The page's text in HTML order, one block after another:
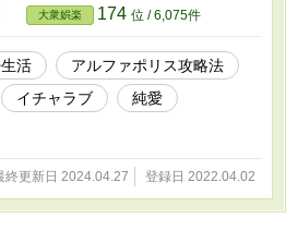
大衆娯楽 174 位 / 6,075件
活
アルファポリス攻略法
イチャラブ
純愛
終更新日 2024.04.27 登録日 2022.04.02